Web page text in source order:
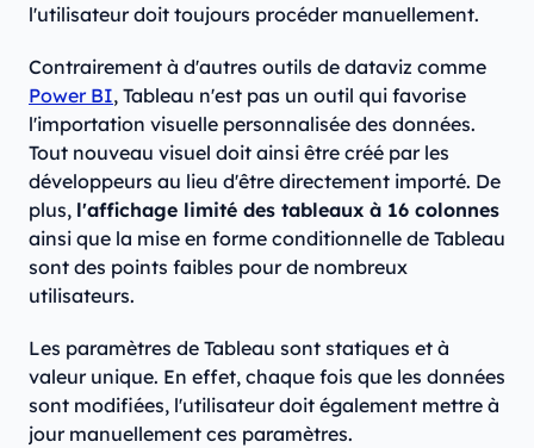
l'utilisateur doit toujours procéder manuellement.
Contrairement à d'autres outils de dataviz comme
Power BI, Tableau n'est pas un outil qui favorise
l'importation visuelle personnalisée des données.
Tout nouveau visuel doit ainsi être créé par les
développeurs au lieu d'être directement importé. De
plus, l'affichage limité des tableaux à 16 colonnes
ainsi que la mise en forme conditionnelle de Tableau
sont des points faibles pour de nombreux
utilisateurs.
Les paramètres de Tableau sont statiques et à
valeur unique. En effet, chaque fois que les données
sont modifiées, l'utilisateur doit également mettre à
jour manuellement ces paramètres.